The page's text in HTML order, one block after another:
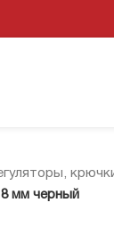
мм черный